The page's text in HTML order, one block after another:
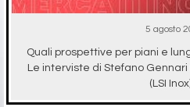
5 agosto
Quali prospettive per piani e
Le interviste di Stefano
(LSI